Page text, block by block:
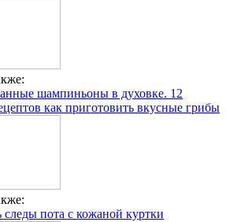
шампиньоны в духовке. 12
как приготовить вкусные грибы
следы пота с кожаной куртки